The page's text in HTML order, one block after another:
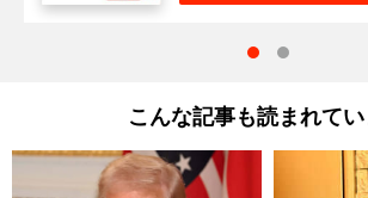
こんな記事も読まれて